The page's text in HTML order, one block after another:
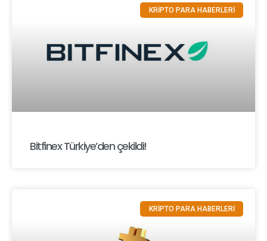
KRİPTO PARA HABERLERİ
Bitfinex Türkiye’den çekildi!
KRİPTO PARA HABERLERİ